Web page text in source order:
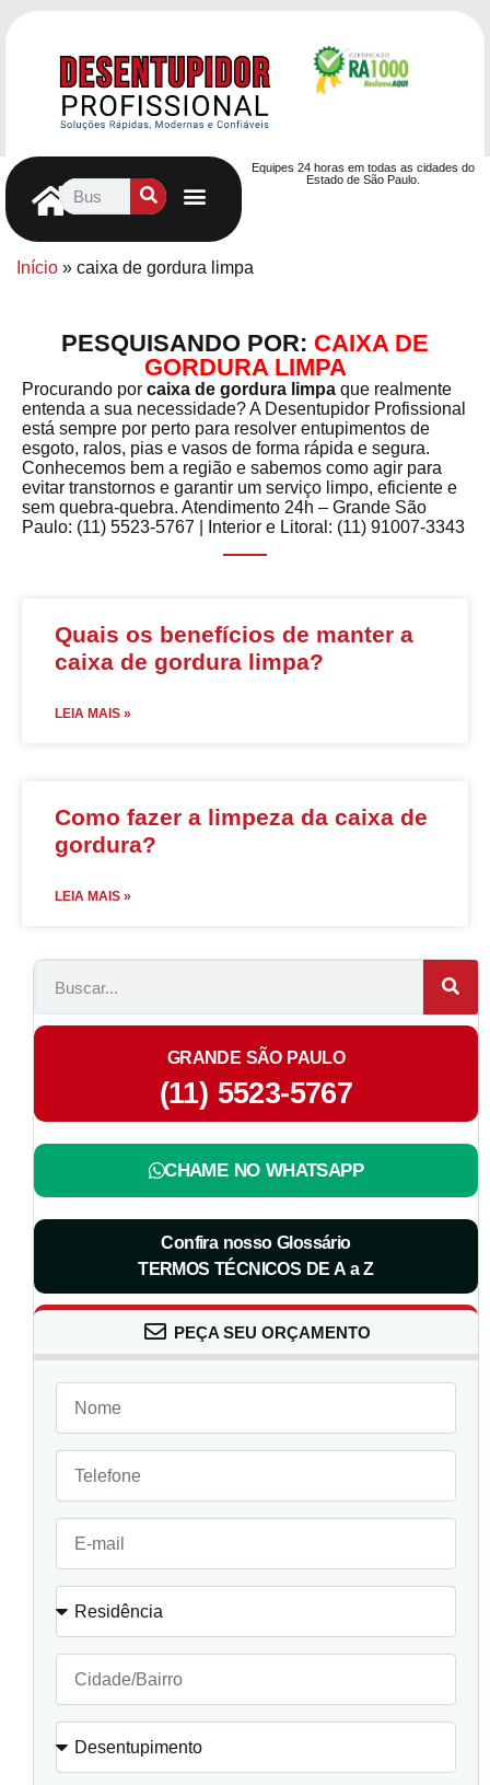
Equipes 24 horas em todas as cidades do
Estado de São Paulo.
Início » caixa de gordura limpa
PESQUISANDO POR: CAIXA DE
GORDURA LIMPA
Procurando por caixa de gordura limpa que realmente
entenda a sua necessidade? A Desentupidor Profissional
está sempre por perto para resolver entupimentos de
esgoto, ralos, pias e vasos de forma rápida e segura.
Conhecemos bem a região e sabemos como agir para
evitar transtornos e garantir um serviço limpo, eficiente e
sem quebra-quebra. Atendimento 24h – Grande São
Paulo: (11) 5523-5767 | Interior e Litoral: (11) 91007-3343
Quais os benefícios de manter a
caixa de gordura limpa?
LEIA MAIS »
Como fazer a limpeza da caixa de
gordura?
LEIA MAIS »
GRANDE SÃO PAULO
(11) 5523-5767
CHAME NO WHATSAPP
Confira nosso Glossário
TERMOS TÉCNICOS DE A a Z
PEÇA SEU ORÇAMENTO